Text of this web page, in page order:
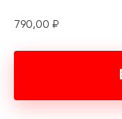
790,00 ₽